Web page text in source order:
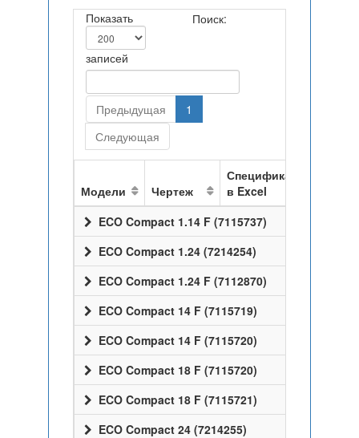
Показать
записей
Поиск:
Предыдущая
1
Следующая
Модели Чертеж
Спецификация
в Excel
ECO Compact 1.14 F (7115737)
ECO Compact 1.24 (7214254)
ECO Compact 1.24 F (7112870)
ECO Compact 14 F (7115719)
ECO Compact 14 F (7115720)
ECO Compact 18 F (7115720)
ECO Compact 18 F (7115721)
ECO Compact 24 (7214255)